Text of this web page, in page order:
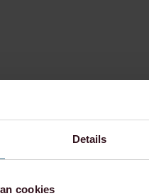
Details
cookies